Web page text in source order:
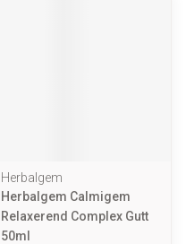
Herbalgem
Herbalgem Calmigem
Relaxerend Complex Gutt
50ml